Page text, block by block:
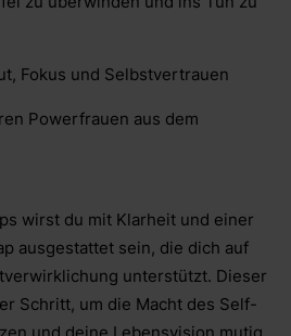
Fokus und Selbstvertrauen
Powerfrauen aus dem
wirst du mit Klarheit und einer
ausgestattet sein, die dich auf
unterstützt. Dieser
Schritt, um die Macht des Self-
und deine Lebensvision mutig